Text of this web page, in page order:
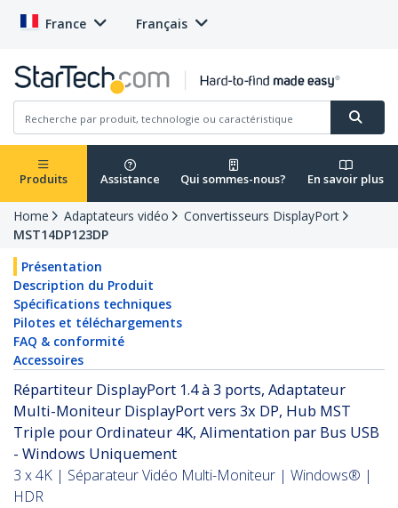
France Français
Produits Assistance Qui sommes-nous? En savoir plus
Home Adaptateurs vidéo
Convertisseurs DisplayPort
MST14DP123DP
Présentation
Description du Produit
Spécifications techniques
Pilotes et téléchargements
FAQ & conformité
Accessoires
Répartiteur DisplayPort 1.4 à 3 ports, Adaptateur
Multi-Moniteur DisplayPort vers 3x DP, Hub MST
Triple pour Ordinateur 4K, Alimentation par Bus USB
- Windows Uniquement
3 x 4K | Séparateur Vidéo Multi-Moniteur | Windows® |
HDR